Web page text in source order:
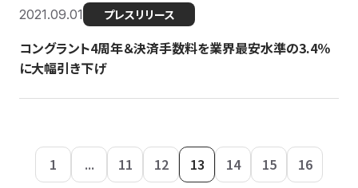
2021.09.01 プレスリリース
コングラント4周年＆決済手数料を業界最安水準の3.4％
に大幅引き下げ
1 ... 11 12 13 14 15 16